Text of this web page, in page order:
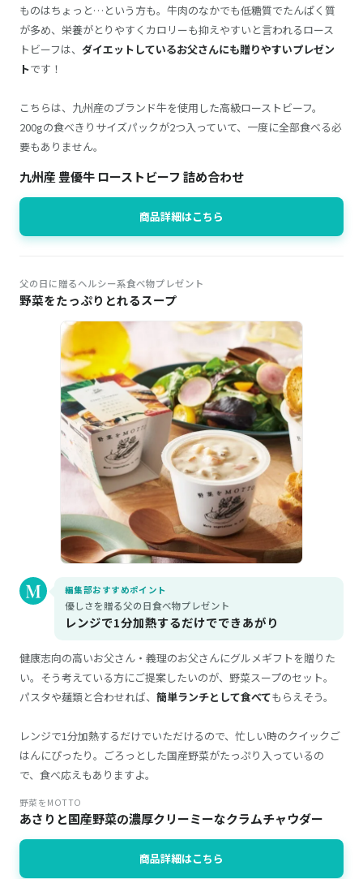
ものはちょっと…という方も。牛肉のなかでも低糖質でたんぱく質
が多め、栄養がとりやすくカロリーも抑えやすいと言われるロース
トビーフは、 ダイエットしているお父さんにも贈りやすいプレゼン
トです！
こちらは、九州産のブランド牛を使用した高級ローストビーフ。
200gの食べきりサイズパックが2つ入っていて、一度に全部食べる必
要もありません。
九州産 豊優牛 ローストビーフ 詰め合わせ
商品詳細はこちら
父の日に贈るヘルシー系食べ物プレゼント
野菜をたっぷりとれるスープ
編集部おすすめポイント
優しさを贈る父の日食べ物プレゼント
レンジで1分加熱するだけでできあがり
健康志向の高いお父さん・義理のお父さんにグルメギフトを贈りた
い。そう考えている方にご提案したいのが、野菜スープのセット。
パスタや麺類と合わせれば、 簡単ランチとして食べてもらえそう。
レンジで1分加熱するだけでいただけるので、忙しい時のクイックご
はんにぴったり。ごろっとした国産野菜がたっぷり入っているの
で、食べ応えもありますよ。
野菜をMOTTO
あさりと国産野菜の濃厚クリーミーなクラムチャウダー
商品詳細はこちら